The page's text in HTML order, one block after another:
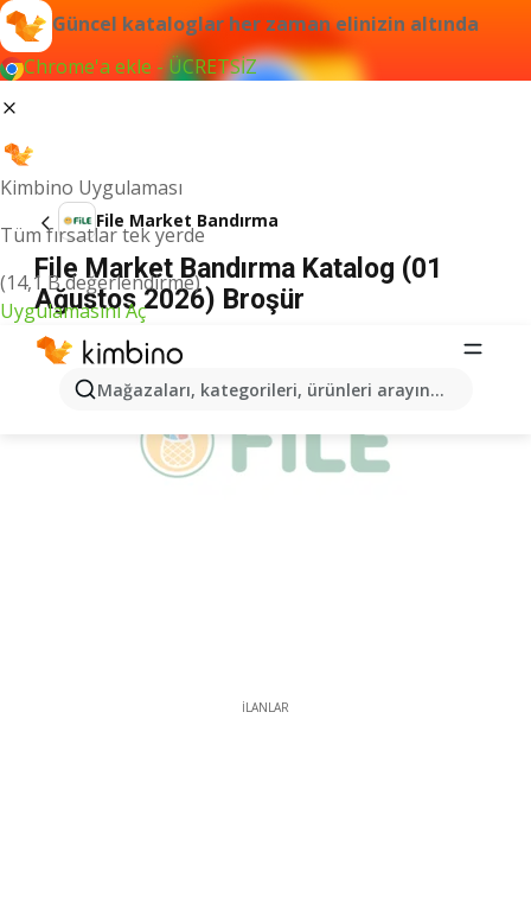
Güncel kataloglar her zaman elinizin altında
Chrome'a ekle - ÜCRETSİZ
Kimbino Uygulaması
Tüm fırsatlar tek yerde
(14,1 B değerlendirme)
Uygulamasını Aç
Mağazaları, kategorileri, ürünleri arayın...
File Market Bandırma
File Market Bandırma Katalog (01
Ağustos 2026) Broşür
İLANLAR